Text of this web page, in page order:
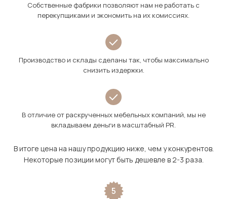
Собственные фабрики позволяют нам не работать с
перекупщиками и экономить на их комиссиях.
Производство и склады сделаны так, чтобы максимально
снизить издержки.
В отличие от раскрученных мебельных компаний, мы не
вкладываем деньги в масштабный PR.
В итоге цена на нашу продукцию ниже, чем у конкурентов.
Некоторые позиции могут быть дешевле в 2-3 раза.
5